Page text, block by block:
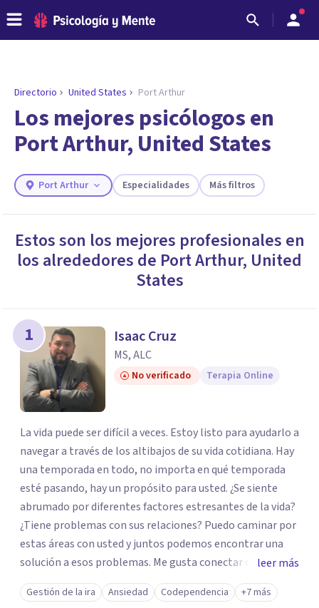
ENCONTRAR MI TERAPEUTA
¿Necesitas ayuda para encontrar el
psicólogo adecuado?
los profesionales que más se ajustan a tus
necesidades.
Responder cuestionario
Directorio United States Port Arthur
Los mejores psicólogos en
Port Arthur, United States
Port Arthur Especialidades Más filtros
Estos son los mejores profesionales en
los alrededores de Port Arthur, United
States
1 Isaac Cruz
MS, ALC
No verificado Terapia Online
La vida puede ser difícil a veces. Estoy listo para ayudarlo a
navegar a través de los altibajos de su vida cotidiana. Hay
una temporada en todo, no importa en qué temporada
esté pasando, hay un propósito para usted. ¿Se siente
abrumado por diferentes factores estresantes de la vida?
¿Tiene problemas con sus relaciones? Puedo caminar por
estas áreas con usted y juntos podemos encontrar una
solución a esos problemas. Me gusta conectar con
diferentes tipos de personas y, como minoría, puedo
enfocarme en diferentes temas culturales.
leer más
Gestión de la ira Ansiedad Codependencia +7 más